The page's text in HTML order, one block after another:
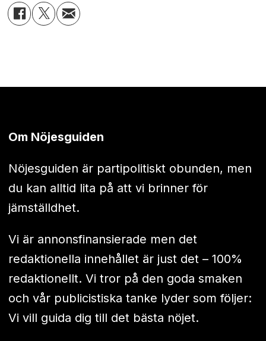
Om Nöjesguiden
Nöjesguiden är partipolitiskt obunden, men
du kan alltid lita på att vi brinner för
jämställdhet.
Vi är annonsfinansierade men det
redaktionella innehållet är just det – 100%
redaktionellt. Vi tror på den goda smaken
och vår publicistiska tanke lyder som följer:
Vi vill guida dig till det bästa nöjet.